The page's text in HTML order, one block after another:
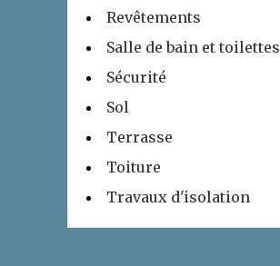
Revêtements
Salle de bain et toilettes
Sécurité
Sol
Terrasse
Toiture
Travaux d'isolation